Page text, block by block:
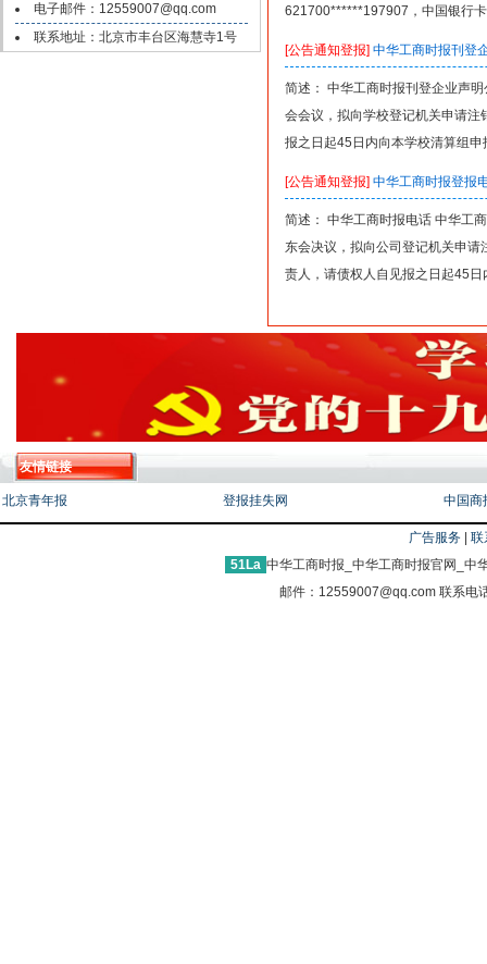
电子邮件：12559007@qq.com
联系地址：北京市丰台区海慧寺1号
621700******197907，中国银行
[公告通知登报] 中华工商时报刊登
简述： 中华工商时报刊登企业声
会会议，拟向学校登记机关申请
报之日起45日内向本学校清算组
[公告通知登报] 中华工商时报登报
简述： 中华工商时报电话 中华工
东会决议，拟向公司登记机关申
责人，请债权人自见报之日起45
友情链接
北京青年报 登报挂失网 中国商
广告服务
联
51La 中华工商时报_中华工商时报官网_中
邮件：12559007@qq.com 联系